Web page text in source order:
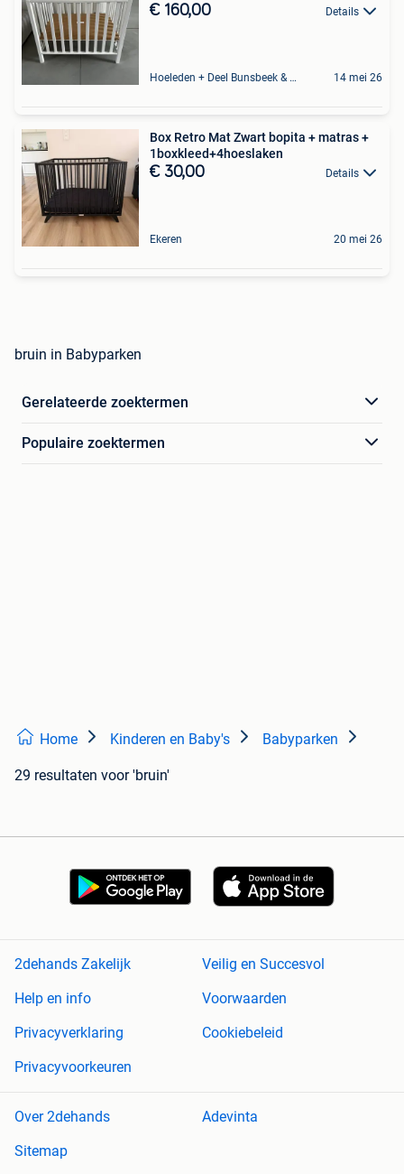
€ 160,00 Details
Hoeleden + Deel Bunsbeek & Sint-Magriete-Houtem 14 mei 26
Box Retro Mat Zwart bopita + matras +
1boxkleed+4hoeslaken
€ 30,00 Details
Ekeren 20 mei 26
bruin in Babyparken
Gerelateerde zoektermen
Populaire zoektermen
Home Kinderen en Baby's Babyparken
29 resultaten voor 'bruin'
2dehands Zakelijk
Veilig en Succesvol
Help en info
Voorwaarden
Privacyverklaring
Cookiebeleid
Privacyvoorkeuren
Over 2dehands
Adevinta
Sitemap